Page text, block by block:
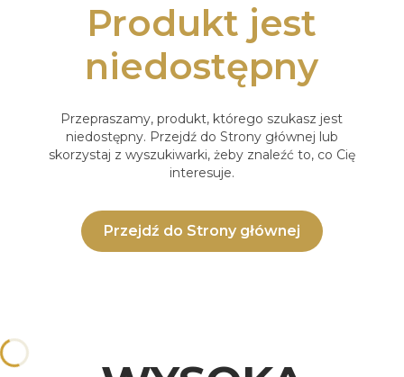
Produkt jest
niedostępny
Przepraszamy, produkt, którego szukasz jest
niedostępny. Przejdź do Strony głównej lub
skorzystaj z wyszukiwarki, żeby znaleźć to, co Cię
interesuje.
Przejdź do Strony głównej